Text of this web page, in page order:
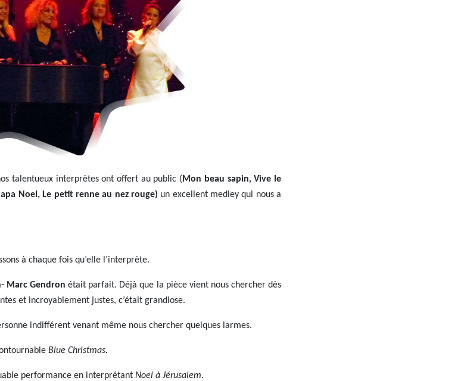
talentueux interprètes ont offert au public ( Mon beau sapin, Vive le
Noel, Le petit renne au nez rouge) un excellent medley qui nous a
à chaque fois qu’elle l’interprète.
Marc Gendron était parfait. Déjà que la pièce vient nous chercher dès
et incroyablement justes, c’était grandiose.
indifférent venant même nous chercher quelques larmes.
Blue Christmas.
performance en interprétant Noel à Jérusalem.